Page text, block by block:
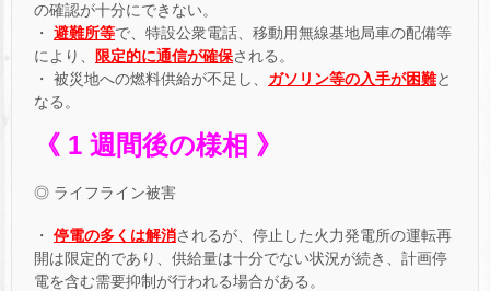
の確認が十分にできない。
・ 避難所等で、特設公衆電話、移動用無線基地局車の配備等
により、
限定的に通信が確保される。
・ 被災地への燃料供給が不足し、 ガソリン等の入手が困難と
なる。
《 1 週間後の様相 》
◎ ライフライン被害
・ 停電の多くは解消されるが、停止した火力発電所の運転再
開は限定的であり、供給量は十分でない状況が続き、計画停
電を含む需要抑制が行われる場合がある。